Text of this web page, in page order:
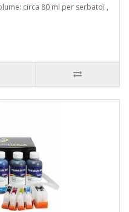
circa 80 ml per serbatoi ,